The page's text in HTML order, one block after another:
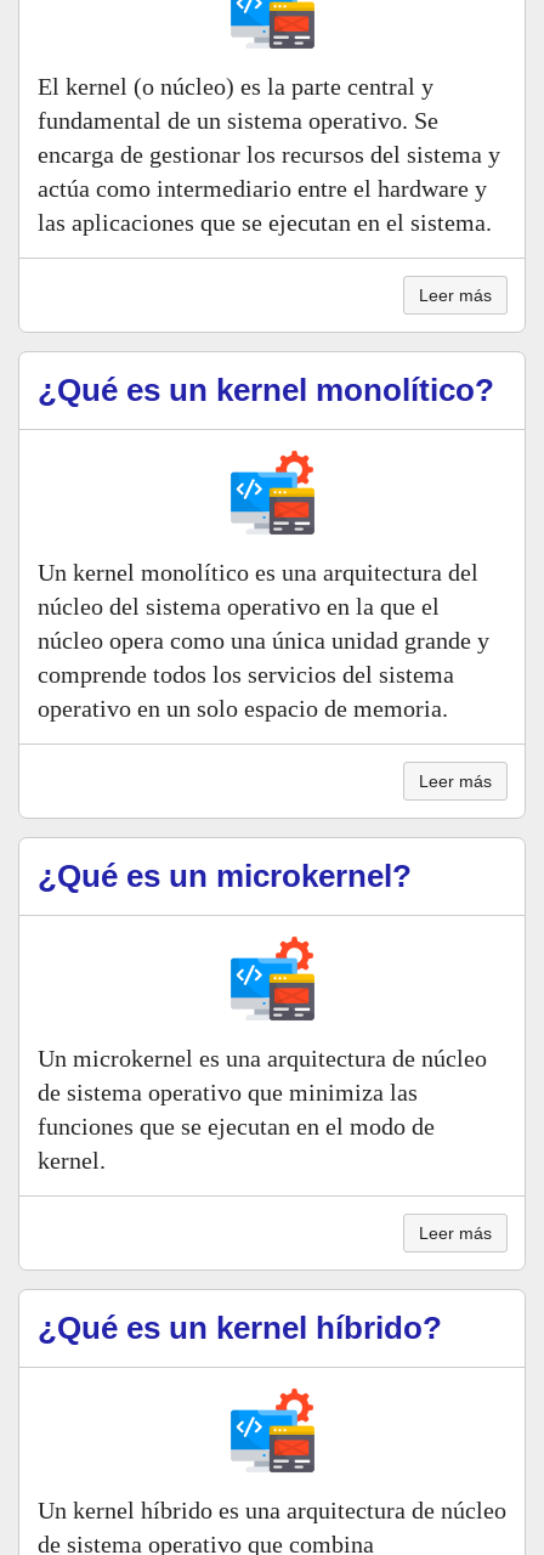
El kernel (o núcleo) es la parte central y
fundamental de un sistema operativo. Se
encarga de gestionar los recursos del sistema y
actúa como intermediario entre el hardware y
las aplicaciones que se ejecutan en el sistema.
Leer más
¿Qué es un kernel monolítico?
Un kernel monolítico es una arquitectura del
núcleo del sistema operativo en la que el
núcleo opera como una única unidad grande y
comprende todos los servicios del sistema
operativo en un solo espacio de memoria.
Leer más
¿Qué es un microkernel?
Un microkernel es una arquitectura de núcleo
de sistema operativo que minimiza las
funciones que se ejecutan en el modo de
kernel.
Leer más
¿Qué es un kernel híbrido?
Un kernel híbrido es una arquitectura de núcleo
de sistema operativo que combina